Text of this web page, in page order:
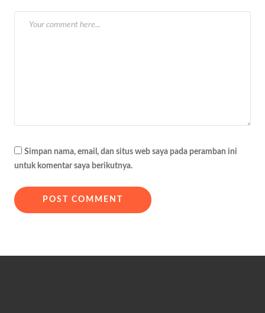
Simpan nama, email, dan situs web saya pada peramban ini
untuk komentar saya berikutnya.